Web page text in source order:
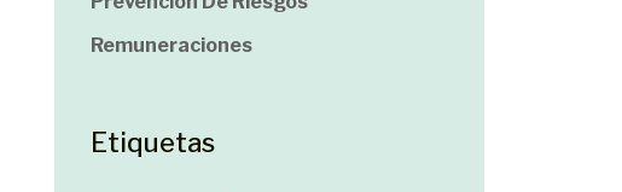
Remuneraciones
Etiquetas